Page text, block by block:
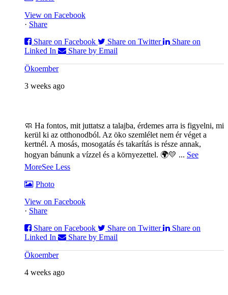
View on Facebook
· Share
Share on Facebook
Share on Twitter
Share on
Linked In
Share by Email
Ökoember
3 weeks ago
🧼 Ha fontos, mit juttatsz a talajba, érdemes arra is figyelni, mi
kerül ki az otthonodból. Az öko szemlélet nem ér véget a
kertnél. A mosás, mosogatás és takarítás is része annak,
hogyan bánunk a vízzel és a környezettel. 🌍💛 ... See
MoreSee Less
Photo
View on Facebook
· Share
Share on Facebook
Share on Twitter
Share on
Linked In
Share by Email
Ökoember
4 weeks ago